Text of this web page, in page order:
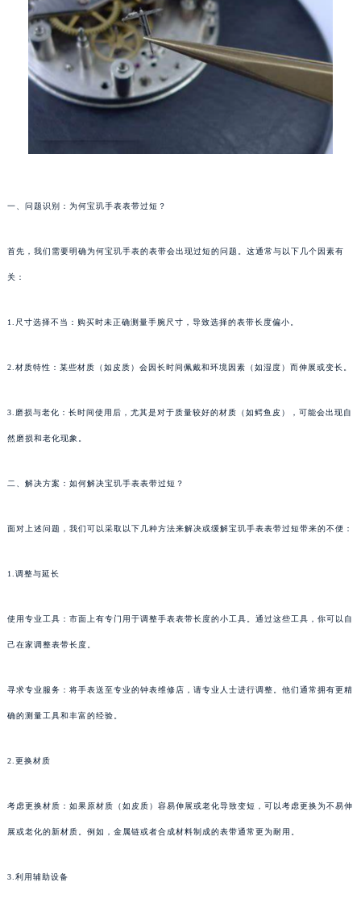
一、问题识别：为何宝玑手表表带过短？
首先，我们需要明确为何宝玑手表的表带会出现过短的问题。这通常与以下几个因素有
关：
1.尺寸选择不当：购买时未正确测量手腕尺寸，导致选择的表带长度偏小。
2.材质特性：某些材质（如皮质）会因长时间佩戴和环境因素（如湿度）而伸展或变长。
3.磨损与老化：长时间使用后，尤其是对于质量较好的材质（如鳄鱼皮），可能会出现自
然磨损和老化现象。
二、解决方案：如何解决宝玑手表表带过短？
面对上述问题，我们可以采取以下几种方法来解决或缓解宝玑手表表带过短带来的不便：
1.调整与延长
使用专业工具：市面上有专门用于调整手表表带长度的小工具。通过这些工具，你可以自
己在家调整表带长度。
寻求专业服务：将手表送至专业的钟表维修店，请专业人士进行调整。他们通常拥有更精
确的测量工具和丰富的经验。
2.更换材质
考虑更换材质：如果原材质（如皮质）容易伸展或老化导致变短，可以考虑更换为不易伸
展或老化的新材质。例如，金属链或者合成材料制成的表带通常更为耐用。
3.利用辅助设备